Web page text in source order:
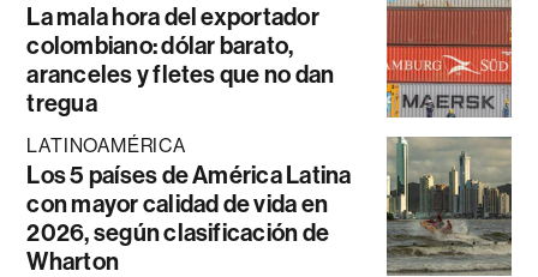
La mala hora del exportador
colombiano: dólar barato,
aranceles y fletes que no dan
tregua
LATINOAMÉRICA
Los 5 países de América Latina
con mayor calidad de vida en
2026, según clasificación de
Wharton